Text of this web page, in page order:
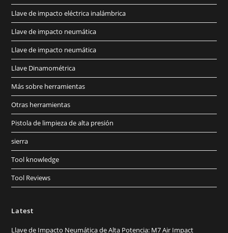
Llave de impacto eléctrica inalámbrica
Llave de impacto neumática
Llave de impacto neumática
Llave Dinamométrica
Más sobre herramientas
Otras herramientas
Pistola de limpieza de alta presión
sierra
Tool knowledge
Tool Reviews
Latest
Llave de Impacto Neumática de Alta Potencia: M7 Air Impact